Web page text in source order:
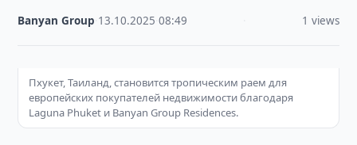
Banyan Group 13.10.2025 ·08:49 1 views
Пхукет, Таиланд, становится тропическим раем для
европейских покупателей недвижимости благодаря
Laguna Phuket и Banyan Group Residences.